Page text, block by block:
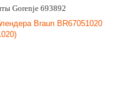
Gorenje 693892